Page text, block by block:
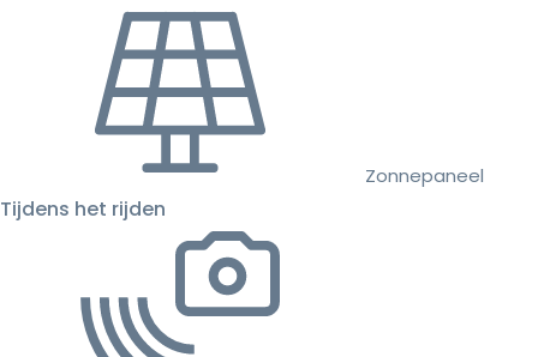
Zonnepaneel
Tijdens het rijden